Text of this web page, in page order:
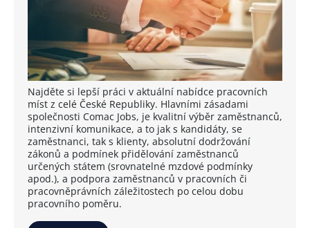
Najděte si lepší práci v aktuální nabídce pracovních
míst z celé České Republiky. Hlavními zásadami
společnosti Comac Jobs, je kvalitní výběr zaměstnanců,
intenzivní komunikace, a to jak s kandidáty, se
zaměstnanci, tak s klienty, absolutní dodržování
zákonů a podmínek přidělování zaměstnanců
určených státem (srovnatelné mzdové podmínky
apod.), a podpora zaměstnanců v pracovních či
pracovněprávních záležitostech po celou dobu
pracovního poměru.